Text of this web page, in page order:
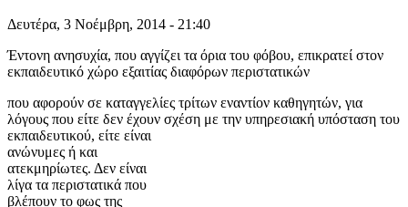
Δευτέρα, 3 Νοέμβρη, 2014 - 21:40
Έντονη ανησυχία, που αγγίζει τα όρια του φόβου, επικρατεί στον
εκπαιδευτικό χώρο εξαιτίας διαφόρων περιστατικών
που αφορούν σε καταγγελίες τρίτων εναντίον καθηγητών, για
λόγους που είτε δεν έχουν σχέση με την υπηρεσιακή υπόσταση του
εκπαιδευτικού, είτε είναι
ανώνυμες ή και
ατεκμηρίωτες. Δεν είναι
λίγα τα περιστατικά που
βλέπουν το φως της